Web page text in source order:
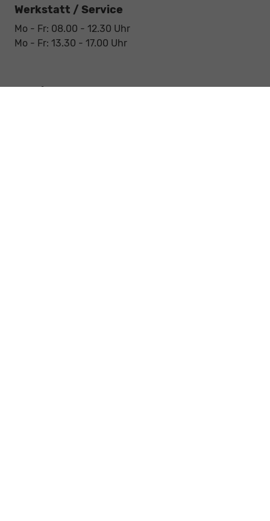
Werkstatt / Service
Mo - Fr: 08.00 - 12.30 Uhr
Mo - Fr: 13.30 - 17.00 Uhr
Notdienst